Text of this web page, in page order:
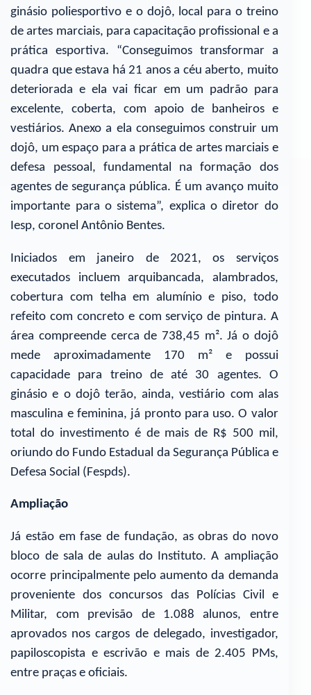
ginásio poliesportivo e o dojô, local para o treino
de artes marciais, para capacitação profissional e a
prática esportiva. “Conseguimos transformar a
quadra que estava há 21 anos a céu aberto, muito
deteriorada e ela vai ficar em um padrão para
excelente, coberta, com apoio de banheiros e
vestiários. Anexo a ela conseguimos construir um
dojô, um espaço para a prática de artes marciais e
defesa pessoal, fundamental na formação dos
agentes de segurança pública. É um avanço muito
importante para o sistema”, explica o diretor do
Iesp, coronel Antônio Bentes.
Iniciados em janeiro de 2021, os serviços
executados incluem arquibancada, alambrados,
cobertura com telha em alumínio e piso, todo
refeito com concreto e com serviço de pintura. A
área compreende cerca de 738,45 m². Já o dojô
mede aproximadamente 170 m² e possui
capacidade para treino de até 30 agentes. O
ginásio e o dojô terão, ainda, vestiário com alas
masculina e feminina, já pronto para uso. O valor
total do investimento é de mais de R$ 500 mil,
oriundo do Fundo Estadual da Segurança Pública e
Defesa Social (Fespds).
Ampliação
Já estão em fase de fundação, as obras do novo
bloco de sala de aulas do Instituto. A ampliação
ocorre principalmente pelo aumento da demanda
proveniente dos concursos das Polícias Civil e
Militar, com previsão de 1.088 alunos, entre
aprovados nos cargos de delegado, investigador,
papiloscopista e escrivão e mais de 2.405 PMs,
entre praças e oficiais.